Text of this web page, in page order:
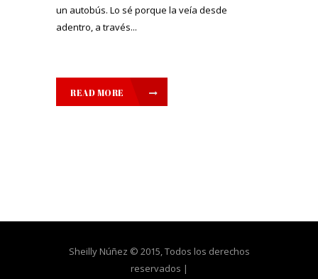
un autobús. Lo sé porque la veía desde
adentro, a través...
READ MORE
Sheilly Núñez © 2015, Todos los derechos
reservados |